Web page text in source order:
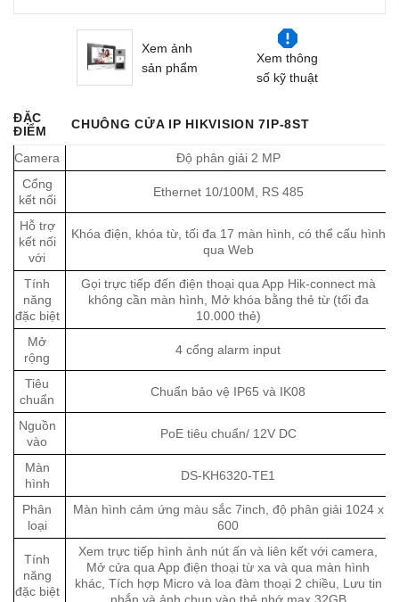
Xem ảnh
sản phẩm
Xem thông
số kỹ thuật
ĐẶC
ĐIỂM
CHUÔNG CỬA IP HIKVISION 7IP-8ST
Camera
Độ phân giải 2 MP
Cổng
kết nối
Ethernet 10/100M, RS 485
Hỗ trợ
kết nối
với
Khóa điện, khóa từ, tối đa 17 màn hình, có thể cấu hình
qua Web
Tính
năng
đặc biệt
Gọi trực tiếp đến điện thoại qua App Hik-connect mà
không cần màn hình, Mở khóa bằng thẻ từ (tối đa
10.000 thẻ)
Mở
rộng
4 cổng alarm input
Tiêu
chuẩn
Chuẩn bảo vệ IP65 và IK08
Nguồn
vào
PoE tiêu chuẩn/ 12V DC
Màn
hình
DS-KH6320-TE1
Phân
loại
Màn hình cảm ứng màu sắc 7inch, độ phân giải 1024 x
600
Tính
năng
đặc biệt
Xem trực tiếp hình ảnh nút ấn và liên kết với camera,
Mở cửa qua App điện thoại từ xa và qua màn hình
khác, Tích hợp Micro và loa đàm thoại 2 chiều, Lưu tin